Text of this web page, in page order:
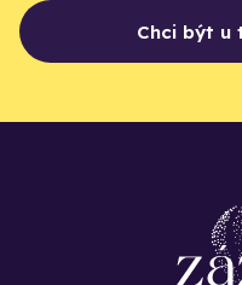
Chci být u